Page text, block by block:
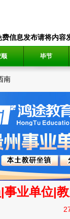
信息发布请将内容
毕节
南